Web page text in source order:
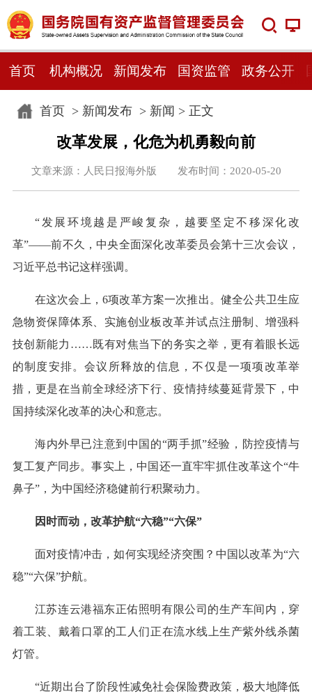
首页 机构概况 新闻发布 国资监管 政务公开
首页> 新闻发布> 新闻 > 正文
改革发展，化危为机勇毅向前
文章来源：人民日报海外版 发布时间：2020-05-20
“发展环境越是严峻复杂，越要坚定不移深化改
革”——前不久，中央全面深化改革委员会第十三次会议，
习近平总书记这样强调。
在这次会上，6项改革方案一次推出。健全公共卫生应
急物资保障体系、实施创业板改革并试点注册制、增强科
技创新能力……既有对焦当下的务实之举，更有着眼长远
的制度安排。会议所释放的信息，不仅是一项项改革举
措，更是在当前全球经济下行、疫情持续蔓延背景下，中
国持续深化改革的决心和意志。
海内外早已注意到中国的“两手抓”经验，防控疫情与
复工复产同步。事实上，中国还一直牢牢抓住改革这个“牛
鼻子”，为中国经济稳健前行积聚动力。
因时而动，改革护航“六稳”“六保”
面对疫情冲击，如何实现经济突围？中国以改革为“六
稳”“六保”护航。
江苏连云港福东正佑照明有限公司的生产车间内，穿
着工装、戴着口罩的工人们正在流水线上生产紫外线杀菌
灯管。
“近期出台了阶段性减免社会保险费政策，极大地降低